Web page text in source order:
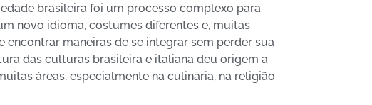
brasileira foi um processo complexo para
novo idioma, costumes diferentes e, muitas
maneiras de se integrar sem perder sua
das culturas brasileira e italiana deu origem a
áreas, especialmente na culinária, na religião